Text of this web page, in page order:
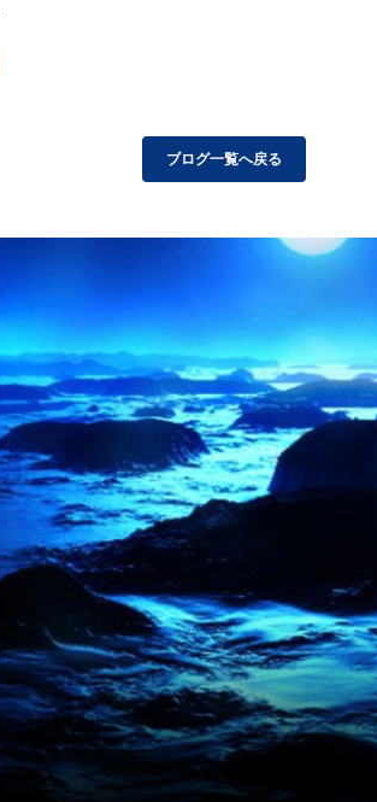
ブログ一覧へ戻る